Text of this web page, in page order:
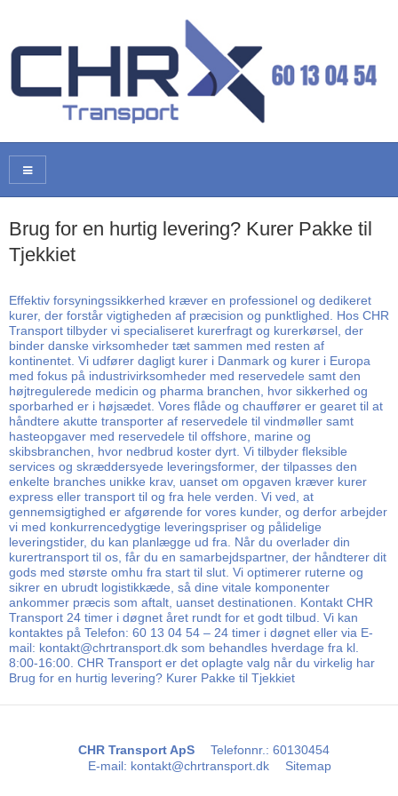
Brug for en hurtig levering? Kurer Pakke til
Tjekkiet
Effektiv forsyningssikkerhed kræver en professionel og dedikeret
kurer, der forstår vigtigheden af præcision og punktlighed. Hos CHR
Transport tilbyder vi specialiseret kurerfragt og kurerkørsel, der
binder danske virksomheder tæt sammen med resten af
kontinentet. Vi udfører dagligt kurer i Danmark og kurer i Europa
med fokus på industrivirksomheder med reservedele samt den
højtregulerede medicin og pharma branchen, hvor sikkerhed og
sporbarhed er i højsædet. Vores flåde og chauffører er gearet til at
håndtere akutte transporter af reservedele til vindmøller samt
hasteopgaver med reservedele til offshore, marine og
skibsbranchen, hvor nedbrud koster dyrt. Vi tilbyder fleksible
services og skræddersyede leveringsformer, der tilpasses den
enkelte branches unikke krav, uanset om opgaven kræver kurer
express eller transport til og fra hele verden. Vi ved, at
gennemsigtighed er afgørende for vores kunder, og derfor arbejder
vi med konkurrencedygtige leveringspriser og pålidelige
leveringstider, du kan planlægge ud fra. Når du overlader din
kurertransport til os, får du en samarbejdspartner, der håndterer dit
gods med største omhu fra start til slut. Vi optimerer ruterne og
sikrer en ubrudt logistikkæde, så dine vitale komponenter
ankommer præcis som aftalt, uanset destinationen. Kontakt CHR
Transport 24 timer i døgnet året rundt for et godt tilbud. Vi kan
kontaktes på Telefon: 60 13 04 54 – 24 timer i døgnet eller via E-
mail: kontakt@chrtransport.dk som behandles hverdage fra kl.
8:00-16:00. CHR Transport er det oplagte valg når du virkelig har
Brug for en hurtig levering? Kurer Pakke til Tjekkiet
CHR Transport ApS Telefonnr.: 60130454
E-mail: kontakt@chrtransport.dk Sitemap